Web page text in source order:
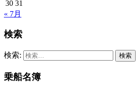
30 31
« 7月
検索
検索:
乗船名簿